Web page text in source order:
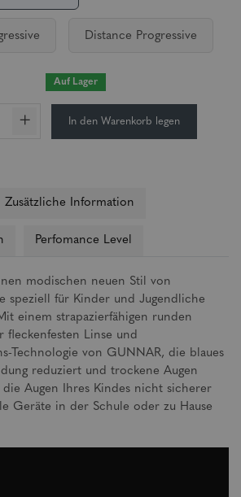
Distance Progressive
Auf Lager
+ In den Warenkorb legen
Zusätzliche Information
Perfomance Level
modischen neuen Stil von
speziell für Kinder und Jugendliche
einem strapazierfähigen runden
Linse und
Technologie von GUNNAR, die blaues
reduziert und trockene Augen
Augen Ihres Kindes nicht sicherer
Geräte in der Schule oder zu Hause